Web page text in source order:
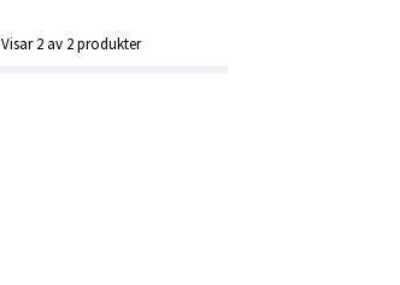
Visar2 av 2produkter